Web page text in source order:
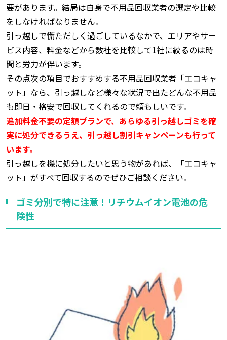
要があります。結局は自身で不用品回収業者の選定や比較
をしなければなりません。
引っ越しで慌ただしく過ごしているなかで、エリアやサー
ビス内容、料金などから数社を比較して1社に絞るのは時
間と労力が伴います。
その点次の項目でおすすめする不用品回収業者「エコキャ
ット」なら、引っ越しなど様々な状況で出たどんな不用品
も即日・格安で回収してくれるので頼もしいです。
追加料金不要の定額プランで、あらゆる引っ越しゴミを確
実に処分できるうえ、引っ越し割引キャンペーンも行って
います。
引っ越しを機に処分したいと思う物があれば、「エコキャ
ット」がすべて回収するのでぜひご相談ください。
ゴミ分別で特に注意！リチウムイオン電池の危
険性